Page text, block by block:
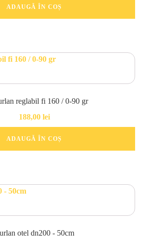
ADAUGĂ ÎN COȘ
reglabil fi 160 / 0-90 gr
188,00 lei
ADAUGĂ ÎN COȘ
otel dn200 - 50cm